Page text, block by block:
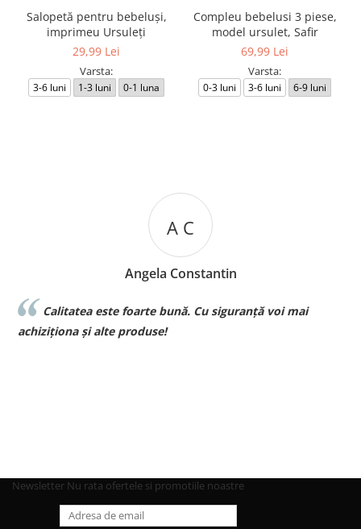
Salopetă pentru bebeluși,
imprimeu Ursuleți
29,99 Lei
Varsta:
3-6 luni 1-3 luni 0-1 luna
Compleu bebelusi 3 piese,
model ursulet, Safir
69,99 Lei
Varsta:
0-3 luni 3-6 luni 6-9 luni
A C
Angela Constantin
Calitatea este foarte bună. Cu siguranță voi mai
achiziționa și alte produse!
Newsletter Nu rata ofertele si promotiile noastre